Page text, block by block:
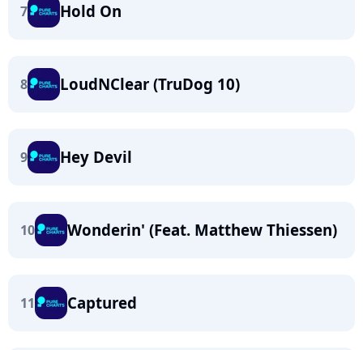
7 Hold On
8 LoudNClear (TruDog 10)
9 Hey Devil
10 Wonderin' (Feat. Matthew Thiessen)
11 Captured